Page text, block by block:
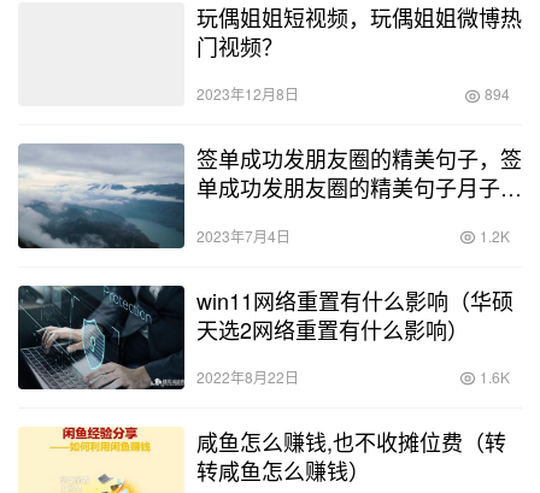
玩偶姐姐短视频，玩偶姐姐微博热
门视频？
2023年12月8日 894
签单成功发朋友圈的精美句子，签
单成功发朋友圈的精美句子月子中
2023年7月4日 1.2K
win11网络重置有什么影响（华硕
天选2网络重置有什么影响）
2022年8月22日 1.6K
咸鱼怎么赚钱,也不收摊位费（转
转咸鱼怎么赚钱）